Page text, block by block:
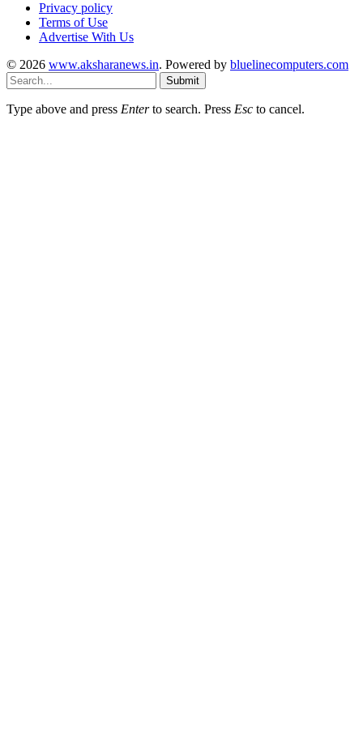
Privacy policy
Terms of Use
Advertise With Us
© 2026 www.aksharanews.in. Powered by bluelinecomputers.com
Submit
Type above and press Enterto search. Press Esc to cancel.